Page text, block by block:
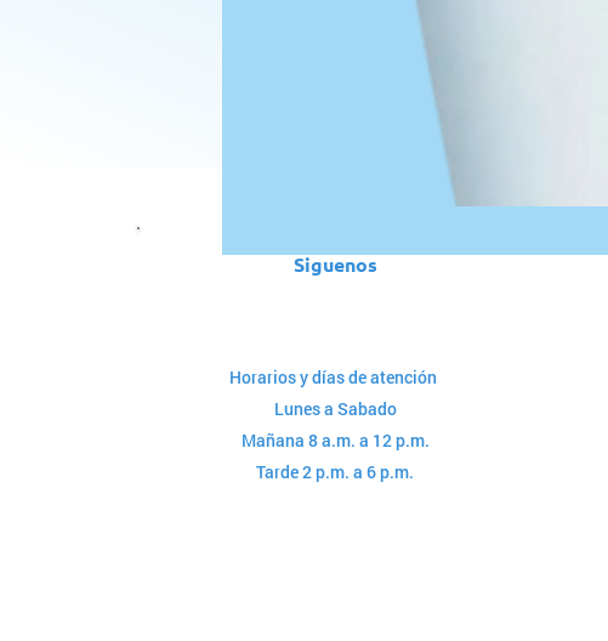
Siguenos
Horarios y días de atención
Lunes a Sabado
Mañana 8 a.m. a 12 p.m.
Tarde 2 p.m. a 6 p.m.